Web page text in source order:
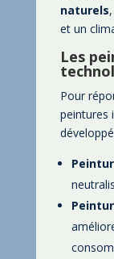
naturels
et un
Les
Pour
peintures